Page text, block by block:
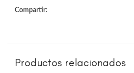
Compartir:
Productos relacionados